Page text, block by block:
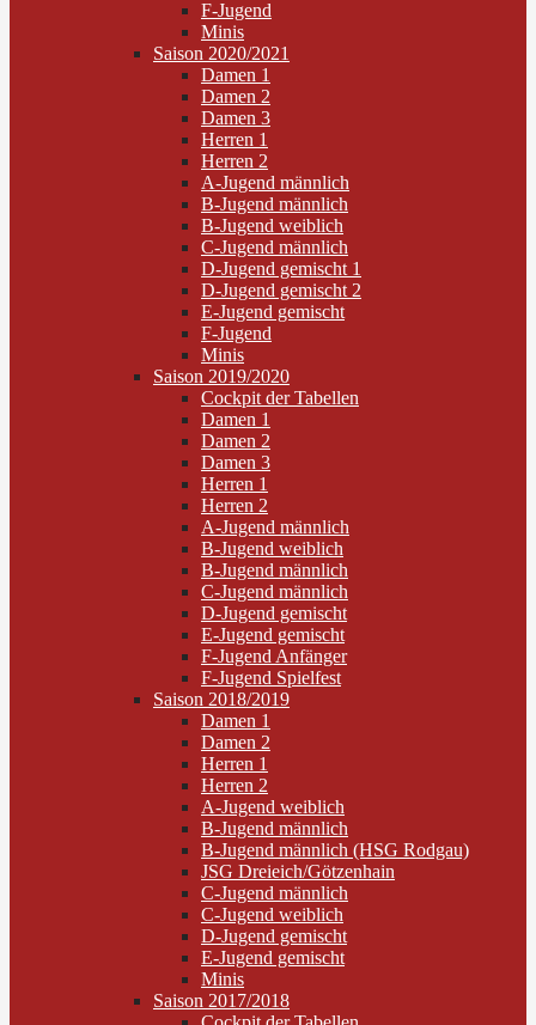
F-Jugend
Minis
Saison 2020/2021
Damen 1
Damen 2
Damen 3
Herren 1
Herren 2
A-Jugend männlich
B-Jugend männlich
B-Jugend weiblich
C-Jugend männlich
D-Jugend gemischt 1
D-Jugend gemischt 2
E-Jugend gemischt
F-Jugend
Minis
Saison 2019/2020
Cockpit der Tabellen
Damen 1
Damen 2
Damen 3
Herren 1
Herren 2
A-Jugend männlich
B-Jugend weiblich
B-Jugend männlich
C-Jugend männlich
D-Jugend gemischt
E-Jugend gemischt
F-Jugend Anfänger
F-Jugend Spielfest
Saison 2018/2019
Damen 1
Damen 2
Herren 1
Herren 2
A-Jugend weiblich
B-Jugend männlich
B-Jugend männlich (HSG Rodgau)
JSG Dreieich/Götzenhain
C-Jugend männlich
C-Jugend weiblich
D-Jugend gemischt
E-Jugend gemischt
Minis
Saison 2017/2018